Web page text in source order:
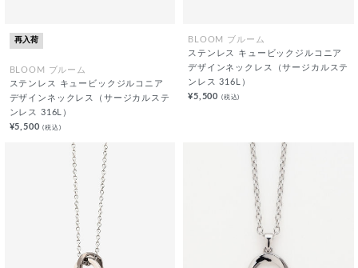
再入荷
BLOOM ブルーム
ステンレス キュービックジルコニア
デザインネックレス（サージカルステ
ンレス 316L）
¥5,500(税込)
BLOOM ブルーム
ステンレス キュービックジルコニア
デザインネックレス（サージカルステ
ンレス 316L）
¥5,500 (税込)